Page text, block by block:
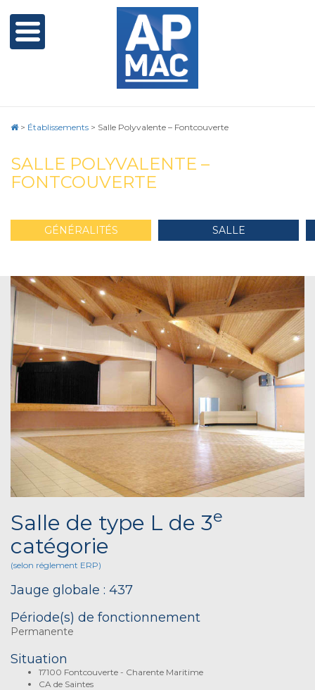
> Établissements > Salle Polyvalente – Fontcouverte
SALLE POLYVALENTE –
FONTCOUVERTE
GÉNÉRALITÉS SALLE
Salle de type L de 3e
catégorie
(selon réglement ERP)
Jauge globale : 437
Période(s) de fonctionnement
Permanente
Situation
17100 Fontcouverte - Charente Maritime
CA de Saintes